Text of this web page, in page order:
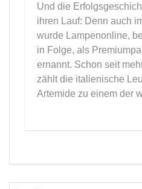
Und die
ihren Lauf: Denn auch
wurde Lampenonline,
in Folge, als
ernannt. Schon seit
zählt die italienische
Artemide zu einem der